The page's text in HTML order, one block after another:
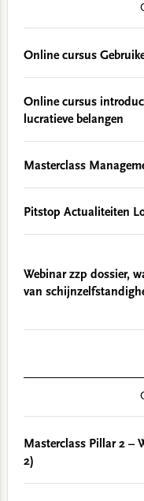
Online cursus
Online cursus
lucratieve belangen
Masterclass
Pitstop Actualiteiten
Webinar zzp dossier,
van
Masterclass Pillar 2 –
2)